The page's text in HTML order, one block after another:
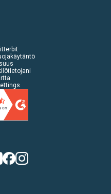
YouTubeFacebook
Instagram